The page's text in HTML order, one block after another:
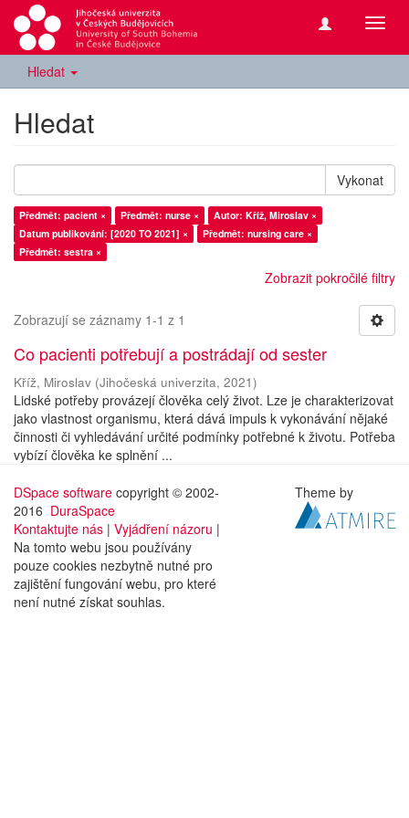
Hledat
Hledat
Vykonat
Předmět: pacient × Předmět: nurse ×
Autor: Kříž, Miroslav ×
Datum publikování: [2020 TO 2021] ×
Předmět: nursing care ×
Předmět: sestra ×
Zobrazit pokročilé filtry
Zobrazují se záznamy 1-1 z 1
Co pacienti potřebují a postrádají od sester
Kříž, Miroslav (Jihočeská univerzita, 2021)
Lidské potřeby provázejí člověka celý život. Lze je charakterizovat
jako vlastnost organismu, která dává impuls k vykonávání nějaké
činnosti či vyhledávání určité podmínky potřebné k životu. Potřeba
vybízí člověka ke splnění ...
DSpace software copyright © 2002-
2016 DuraSpace
Kontaktujte nás | Vyjádření názoru |
Na tomto webu jsou používány
pouze cookies nezbytně nutné pro
zajištění fungování webu, pro které
není nutné získat souhlas.
Theme by